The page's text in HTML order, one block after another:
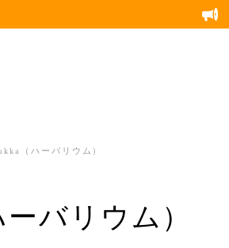
（ハーバリウム）
バリウム）